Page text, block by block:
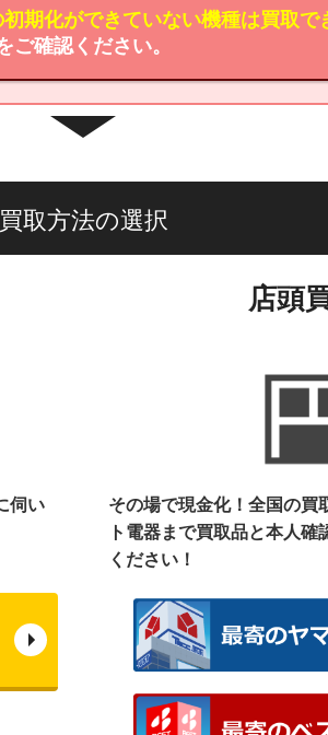
期化ができていない機種は買取で
ご確認ください。
買取方法の選択
伺い
店頭
その場で現金化！全国の買
ト電器まで買取品と本人確
ください！